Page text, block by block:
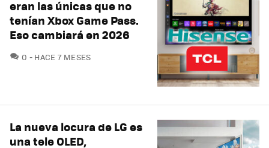
eran las únicas que no
tenían Xbox Game Pass.
Eso cambiará en 2026
0 COMENTARIOS
HACE 7 MESES
La nueva locura de LG es
una tele OLED,